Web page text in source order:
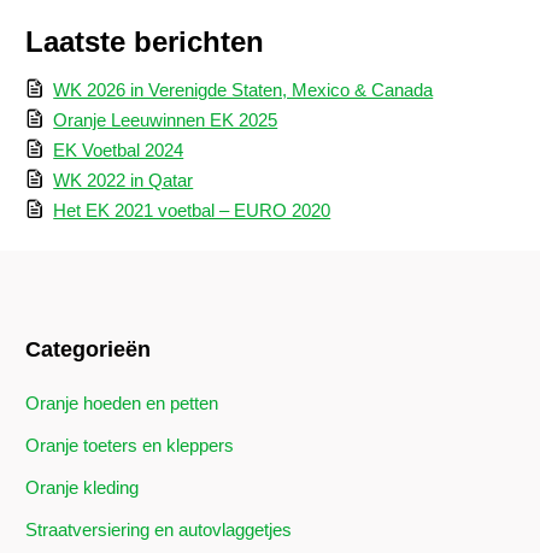
Laatste berichten
WK 2026 in Verenigde Staten, Mexico & Canada
Oranje Leeuwinnen EK 2025
EK Voetbal 2024
WK 2022 in Qatar
Het EK 2021 voetbal – EURO 2020
Categorieën
Oranje hoeden en petten
Oranje toeters en kleppers
Oranje kleding
Straatversiering en autovlaggetjes